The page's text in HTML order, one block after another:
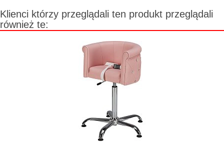
Klienci którzy przeglądali ten produkt przeglądali
również te: